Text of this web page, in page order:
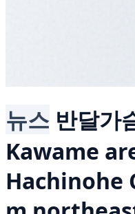
뉴스 반달가
Kawame
Hachinohe